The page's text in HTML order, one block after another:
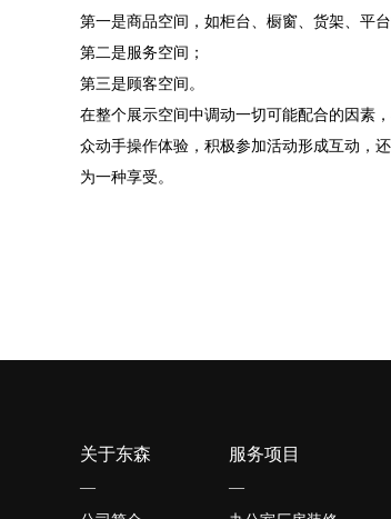
第一是商品空间，如柜台、橱窗、货架、平台
第二是服务空间；
第三是顾客空间。
在整个展示空间中调动一切可能配合的因素
众动手操作体验，积极参加活动形成互动，
为一种享受。
关于东森
—
服务项目
—